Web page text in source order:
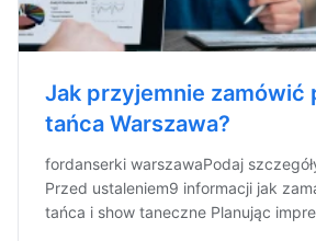
Jak przyjemnie zamówić
tańca Warszawa?
fordanserki warszawaPodaj
Przed ustaleniem9 informacji jak
tańca i show taneczne Planując